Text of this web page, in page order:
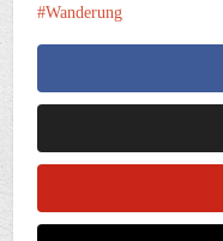
Wanderung